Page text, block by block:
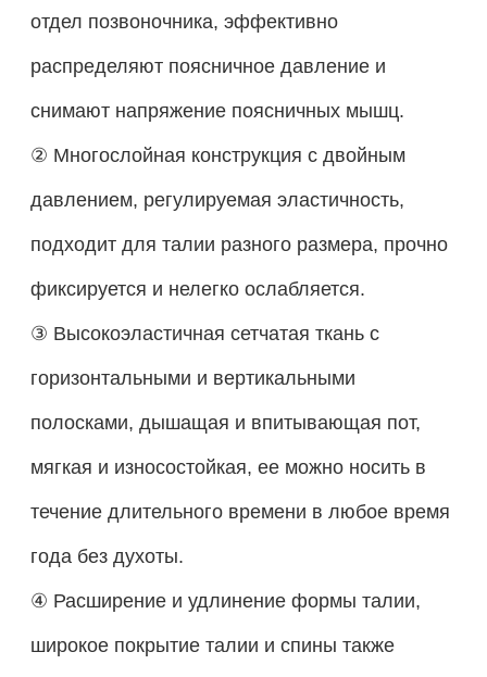
отдел позвоночника, эффективно
распределяют поясничное давление и
снимают напряжение поясничных мышц.
② Многослойная конструкция с двойным
давлением, регулируемая эластичность,
подходит для талии разного размера, прочно
фиксируется и нелегко ослабляется.
③ Высокоэластичная сетчатая ткань с
горизонтальными и вертикальными
полосками, дышащая и впитывающая пот,
мягкая и износостойкая, ее можно носить в
течение длительного времени в любое время
года без духоты.
④ Расширение и удлинение формы талии,
широкое покрытие талии и спины также